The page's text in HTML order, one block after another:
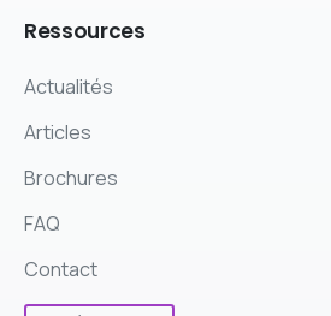
Ressources
Actualités
Articles
Brochures
FAQ
Contact